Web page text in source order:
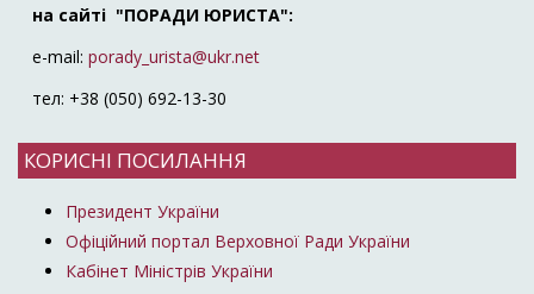
на сайті "ПОРАДИ ЮРИСТА":
e-mail: porady_urista@ukr.net
тел: +38 (050) 692-13-30
КОРИСНІ ПОСИЛАННЯ
Президент України
Офіційний портал Верховної Ради України
Кабінет Міністрів України